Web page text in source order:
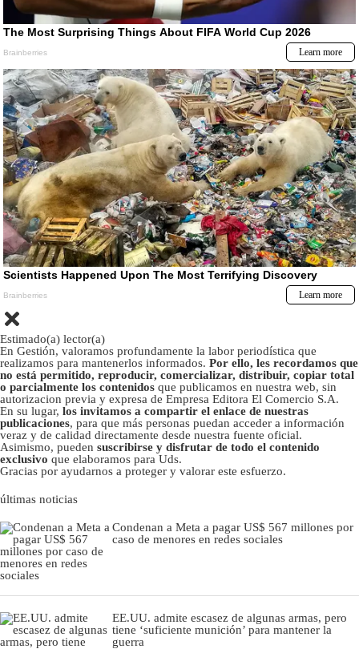
Estimado(a) lector(a)
En Gestión, valoramos profundamente la labor periodística que
realizamos para mantenerlos informados. Por ello, les recordamos que
no está permitido, reproducir, comercializar, distribuir, copiar total
o parcialmente los contenidos que publicamos en nuestra web, sin
autorizacion previa y expresa de Empresa Editora El Comercio S.A.
En su lugar, los invitamos a compartir el enlace de nuestras
publicaciones, para que más personas puedan acceder a información
veraz y de calidad directamente desde nuestra fuente oficial.
Asimismo, pueden suscribirse y disfrutar de todo el contenido
exclusivo que elaboramos para Uds.
Gracias por ayudarnos a proteger y valorar este esfuerzo.
últimas noticias
Condenan a Meta a pagar US$ 567 millones por
caso de menores en redes sociales
EE.UU. admite escasez de algunas armas, pero
tiene ‘suficiente munición’ para mantener la
guerra